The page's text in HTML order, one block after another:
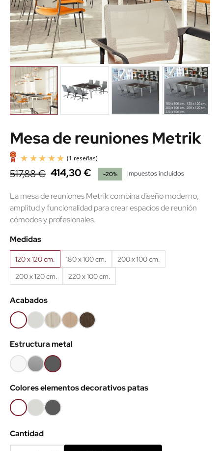
Mesa de reuniones Metrik
517,88 € 414,30 € -20% Impuestos incluidos
La mesa de reuniones Metrik combina diseño moderno,
amplitud y funcionalidad para crear espacios de reunión
cómodos y profesionales.
Medidas
120 x 120 cm. 180 x 100 cm.
200 x 100 cm.
200 x 120 cm.
220 x 100 cm.
Acabados
Blanco
68
Gris
61
Haya
52
Roble
60
Castaño
53
Estructura metal
BlancoGris
aluminio
Gris
grafito
Colores elementos decorativos patas
BlancoGris Grafito
Cantidad